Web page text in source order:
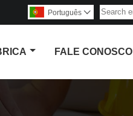
Português 
FALE CONOSCO